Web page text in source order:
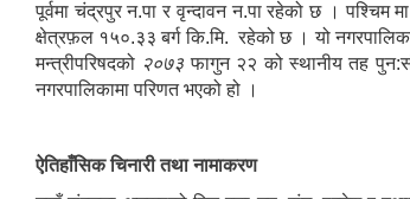
पूर्वमा चंद्रपुर न.पा र वृन्दावन न.पा रहेको छ । पश्चिम
क्षेत्रफ़ल १५०.३३ बर्ग कि.मि. रहेको छ । यो
मन्त्रीपरिषदको २०७३ फागुन २२ को स्थानीय तह
नगरपालिकामा परिणत भएको हो ।
ऐतिहाँसिक चिनारी तथा नामाकरण